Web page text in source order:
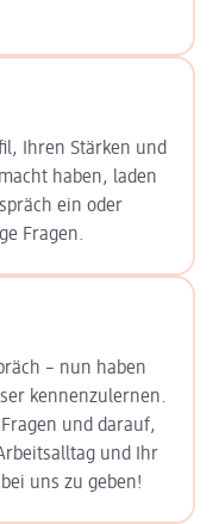
Ihren Stärken und
haben, laden
ein oder
Fragen.
– nun haben
kennenzulernen.
und darauf,
und Ihr
uns zu geben!